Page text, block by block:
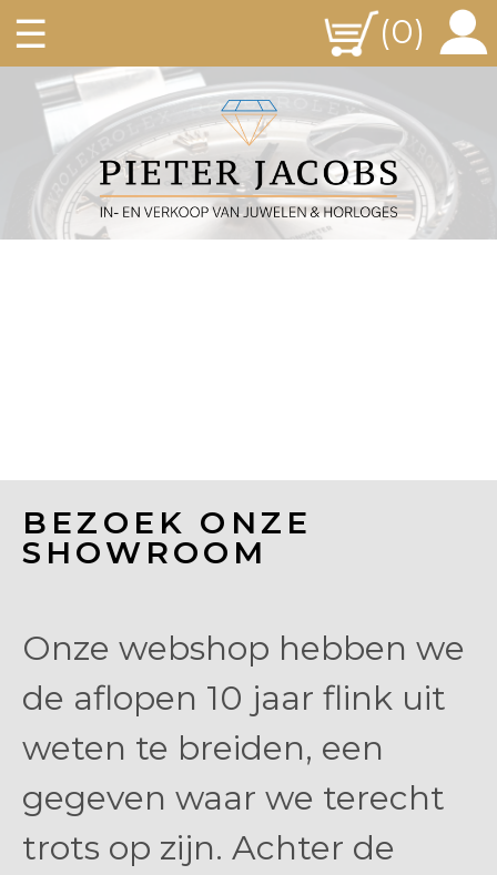
☰ (0)
BEZOEK ONZE
SHOWROOM
Onze webshop hebben we
de aflopen 10 jaar flink uit
weten te breiden, een
gegeven waar we terecht
trots op zijn. Achter de